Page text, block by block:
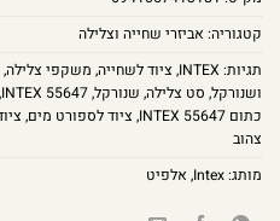
קטגוריה: אביזרי שחייה וצלילה
תגיות: INTEX
, ציוד לשחייה, משקפי צלילה,
ושנורקל, סט צלילה, שנורקל,
INTEX 55647
,
כתום 55647 INTEX
, ציוד לספורט מים,
צהוב
מותג:Intex
, אלפיט